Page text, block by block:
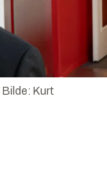
Bilde: Kurt